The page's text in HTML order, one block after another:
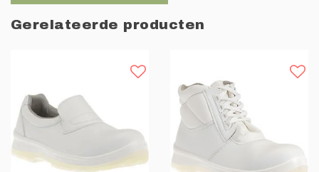
Gerelateerde producten